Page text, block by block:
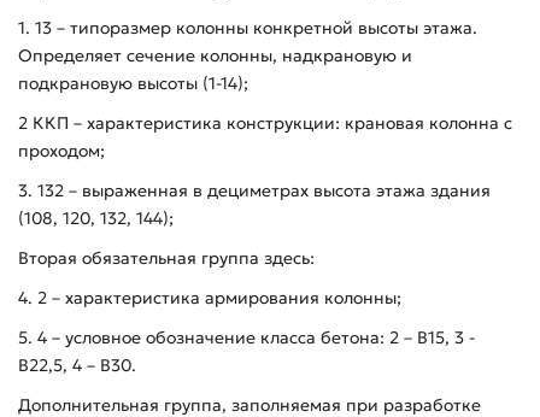
1. 13 – типоразмер колонны конкретной высоты этажа.
Определяет сечение колонны, надкрановую и
подкрановую высоты (1-14);
2 ККП – характеристика конструкции: крановая колонна с
проходом;
3. 132 – выраженная в дециметрах высота этажа здания
(108, 120, 132, 144);
Вторая обязательная группа здесь:
4. 2 – характеристика армирования колонны;
5. 4 – условное обозначение класса бетона: 2 – В15, 3 -
В22,5, 4 – В30.
Дополнительная группа, заполняемая при разработке